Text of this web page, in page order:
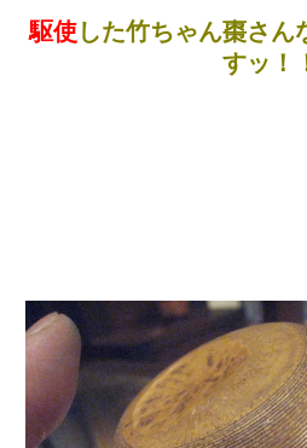
駆使した竹ちゃん棗さん
すッ！